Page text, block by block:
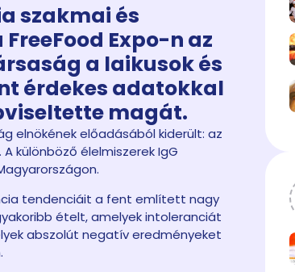
szakmai és
Expo-n az
a laikusok és
érdekes adatokkal
magát.
elnökének előadásából kiderült: az
különböző élelmiszerek IgG
tendenciáit a fent említett nagy
ételt, amelyek intoleranciát
abszolút negatív eredményeket